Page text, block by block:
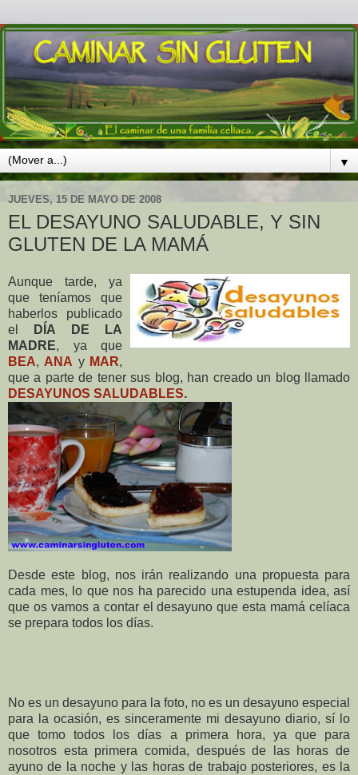
▼
JUEVES, 15 DE MAYO DE 2008
EL DESAYUNO SALUDABLE, Y SIN
GLUTEN DE LA MAMÁ
Aunque tarde, ya
que teníamos que
haberlos publicado
el
DÍA DE LA
MADRE, ya que
BEA, ANA y MAR,
que a parte de tener sus blog, han creado un blog llamado
DESAYUNOS SALUDABLES.
Desde este blog, nos irán realizando una propuesta para
cada mes, lo que nos ha parecido una estupenda idea, así
que os vamos a contar el desayuno que esta mamá celíaca
se prepara todos los días.
No es un desayuno para la foto, no es un desayuno especial
para la ocasión, es sinceramente mi desayuno diario, sí lo
que tomo todos los días a primera hora, ya que para
nosotros esta primera comida, después de las horas de
ayuno de la noche y las horas de trabajo posteriores, es la